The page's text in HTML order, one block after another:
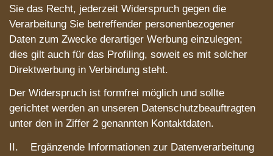
Sie das Recht, jederzeit Widerspruch gegen die
Verarbeitung Sie betreffender personenbezogener
Daten zum Zwecke derartiger Werbung einzulegen;
dies gilt auch für das Profiling, soweit es mit solcher
Direktwerbung in Verbindung steht.
Der Widerspruch ist formfrei möglich und sollte
gerichtet werden an unseren Datenschutzbeauftragten
unter den in Ziffer 2 genannten Kontaktdaten.
II. Ergänzende Informationen zur Datenverarbeitung